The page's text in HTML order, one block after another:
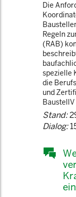
Die
Regeln
(RAB)
spezielle
die
und
BaustellV
Stand:
Dialog: